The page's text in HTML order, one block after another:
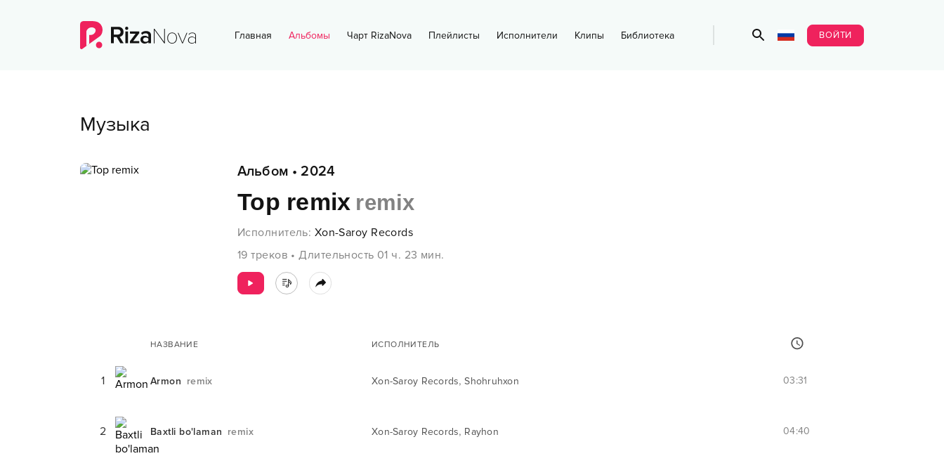
Главная Альбомы Чарт RizaNova Плейлисты Исполнители Клипы Библиотека ВОЙТИ
Музыка
Альбом • 2024
Top remix remix
Исполнитель: Xon-Saroy Records
19 треков •Длительность 01 ч. 23 мин.
НАЗВАНИЕ ИСПОЛНИТЕЛЬ
1 Armon remix Xon-Saroy Records,Shohruhxon 03:31
2 Baxtli bo'laman remix Xon-Saroy Records, Rayhon 04:40